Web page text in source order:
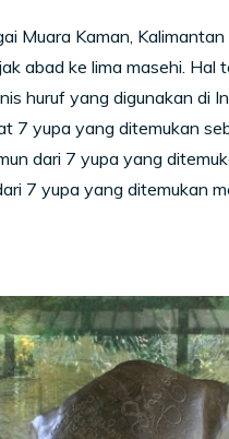
Muara Kaman,
abad ke lima masehi. Hal
huruf yang digunakan di
7 yupa yang ditemukan
dari 7 yupa yang
7 yupa yang ditemukan